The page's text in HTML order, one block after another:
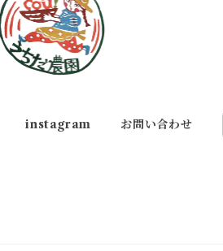
instagram お問い合わせ